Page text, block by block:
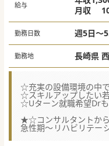
給与
月収
勤務日数 週5日～
勤務地 長
☆充実の設備環境の中
☆スキルアップしたい
☆Uターン就職希望Drも
★☆コンサルタントか
急性期～リハビリテー
ります！